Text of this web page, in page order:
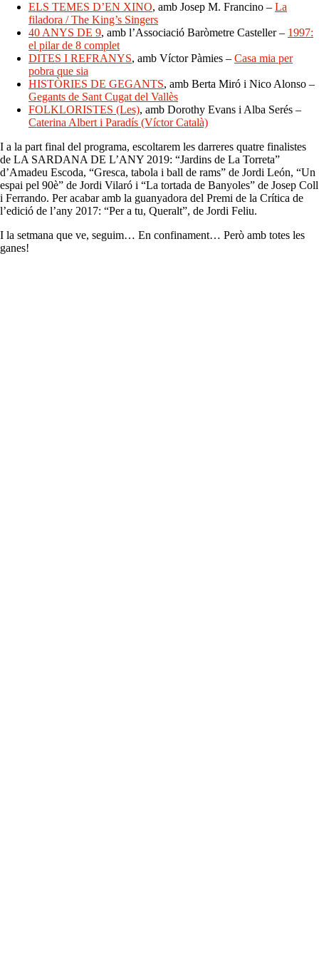
ELS TEMES D’EN XINO, amb Josep M. Francino – La
filadora / The King’s Singers
40 ANYS DE 9, amb l’Associació Baròmetre Casteller – 1997:
el pilar de 8 complet
DITES I REFRANYS, amb Víctor Pàmies – Casa mia per
pobra que sia
HISTÒRIES DE GEGANTS, amb Berta Miró i Nico Alonso –
Gegants de Sant Cugat del Vallès
FOLKLORISTES (Les), amb Dorothy Evans i Alba Serés –
Caterina Albert i Paradís (Víctor Català)
I a la part final del programa, escoltarem les darreres quatre finalistes
de LA SARDANA DE L’ANY 2019: “Jardins de La Torreta”
d’Amadeu Escoda, “Gresca, tabola i ball de rams” de Jordi León, “Un
espai pel 90è” de Jordi Vilaró i “La tortada de Banyoles” de Josep Coll
i Ferrando. Per acabar amb la guanyadora del Premi de la Crítica de
l’edició de l’any 2017: “Per a tu, Queralt”, de Jordi Feliu.
I la setmana que ve, seguim… En confinament… Però amb totes les
ganes!